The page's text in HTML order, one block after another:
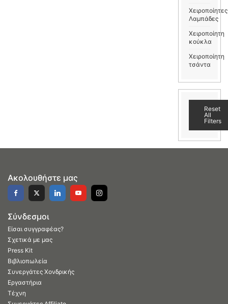
Χειροποίητες
Λαμπάδες
Χειροποίητη
κούκλα
Χειροποίητη
τσάντα
Reset
All
Filters
Ακολουθήστε μας
Σύνδεσμοι
Είσαι συγγραφέας?
Σχετικά με μας
Press Kit
Βιβλιοπωλεία
Συνεργάτες Χονδρικής
Εργαστήρια
Τέχνη